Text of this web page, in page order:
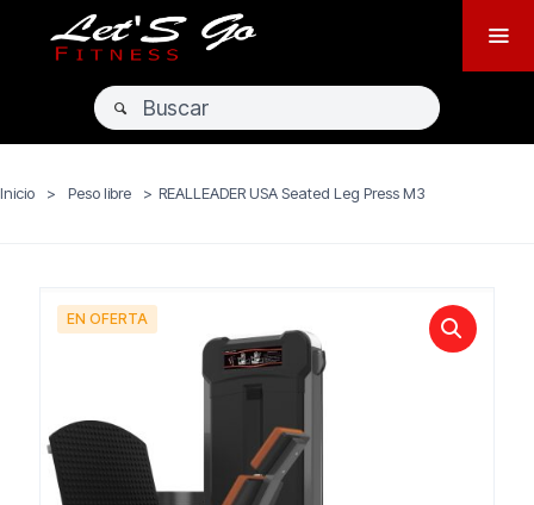
Inicio > Peso libre > REALLEADER USA Seated Leg Press M3
EN OFERTA